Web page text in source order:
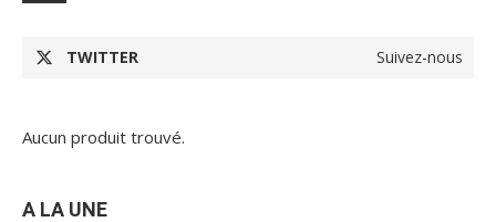
TWITTER Suivez-nous
Aucun produit trouvé.
A LA UNE